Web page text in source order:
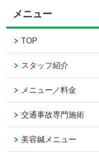
メニュー
TOP
スタッフ紹介
メニュー／料金
交通事故専門施術
美容鍼メニュー